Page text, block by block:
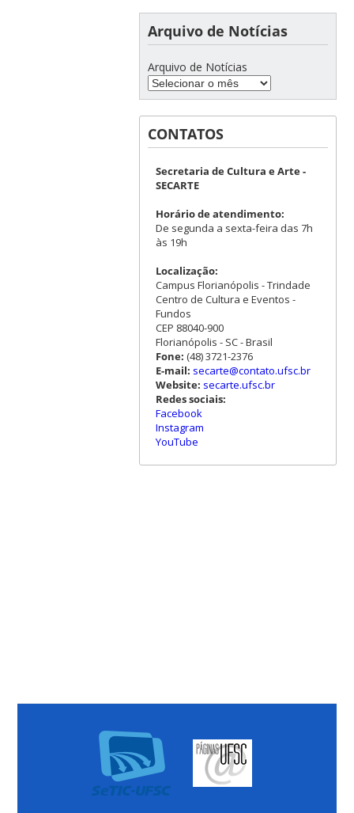
Arquivo de Notícias
Arquivo de Notícias
CONTATOS
Secretaria de Cultura e Arte -
SECARTE
Horário de atendimento:
De segunda a sexta-feira das 7h
às 19h
Localização:
Campus Florianópolis - Trindade
Centro de Cultura e Eventos -
Fundos
CEP 88040-900
Florianópolis - SC - Brasil
Fone: (48) 3721-2376
E-mail: secarte@contato.ufsc.br
Website: secarte.ufsc.br
Redes sociais:
Facebook
Instagram
YouTube